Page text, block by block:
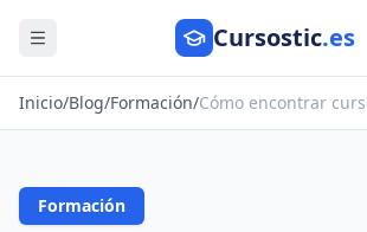
Abrir menú Cursostic.es
Inicio/Blog/Formación/
Formación